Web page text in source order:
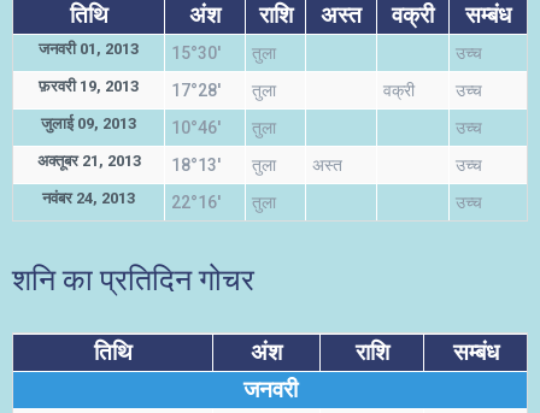
तिथि अंश राशि अस्त वक्री सम्बंध
जनवरी 01, 2013 15°30' तुला उच्च
फ़रवरी 19, 2013 17°28' तुला वक्री उच्च
जुलाई 09, 2013 10°46' तुला उच्च
अक्तूबर 21, 2013 18°13' तुला अस्त उच्च
नवंबर 24, 2013 22°16' तुला उच्च
शनि का प्रतिदिन गोचर
तिथि अंश राशि
सम्बंध
जनवरी